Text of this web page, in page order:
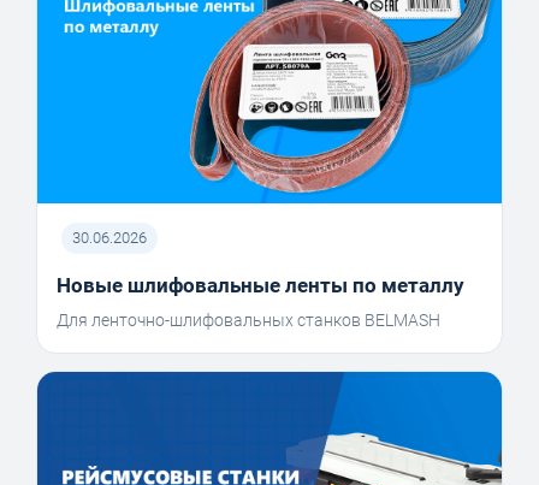
30.06.2026
Новые шлифовальные ленты по металлу
Для ленточно-шлифовальных станков BELMASH